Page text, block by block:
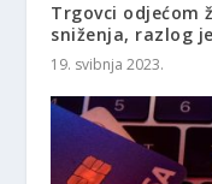
Trgovci odjećom
sniženja, razlog
19. svibnja 2023.